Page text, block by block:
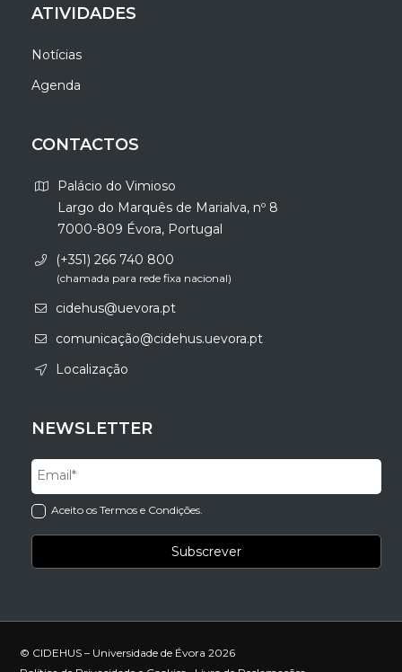
ATIVIDADES
Notícias
Agenda
CONTACTOS
Palácio do Vimioso
Largo do Marquês de Marialva, nº 8
7000-809 Évora, Portugal
(+351) 266 740 800
(chamada para rede fixa nacional)
cidehus@uevora.pt
comunicação@cidehus.uevora.pt
Localização
NEWSLETTER
Aceito os Termos e Condições.
© CIDEHUS – Universidade de Évora 2026